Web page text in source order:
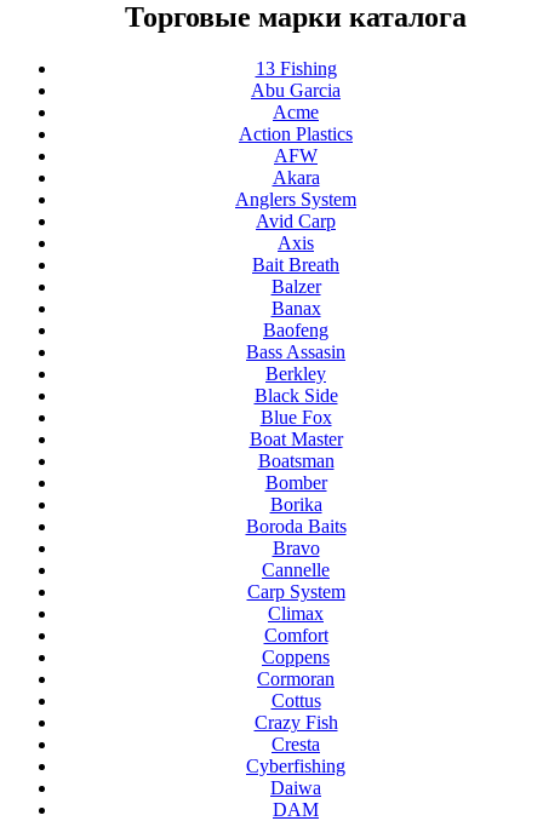
Торговые марки каталога
13 Fishing
Abu Garcia
Acme
Action Plastics
AFW
Akara
Anglers System
Avid Carp
Axis
Bait Breath
Balzer
Banax
Baofeng
Bass Assasin
Berkley
Black Side
Blue Fox
Boat Master
Boatsman
Bomber
Borika
Boroda Baits
Bravo
Cannelle
Carp System
Climax
Comfort
Coppens
Cormoran
Cottus
Crazy Fish
Cresta
Cyberfishing
Daiwa
DAM